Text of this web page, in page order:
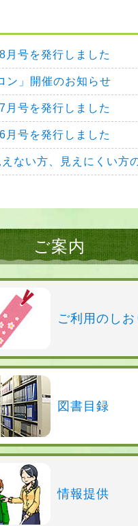
月号を発行しました
ン」開催のお知らせ
月号を発行しました
月号を発行しました
ない方、見えにくい方
ご案内
ご利用のしお
図書目録
情報提供